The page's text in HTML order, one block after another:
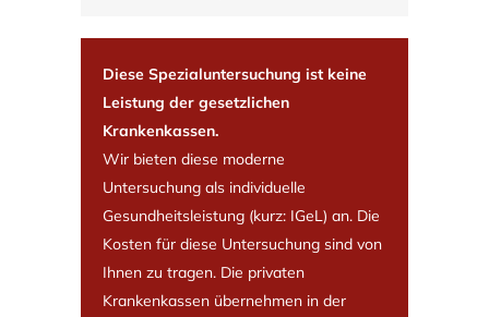
Diese Spezialuntersuchung ist keine
Leistung der gesetzlichen
Krankenkassen.
Wir bieten diese moderne
Untersuchung als individuelle
Gesundheitsleistung (kurz: IGeL) an. Die
Kosten für diese Untersuchung sind von
Ihnen zu tragen. Die privaten
Krankenkassen übernehmen in der